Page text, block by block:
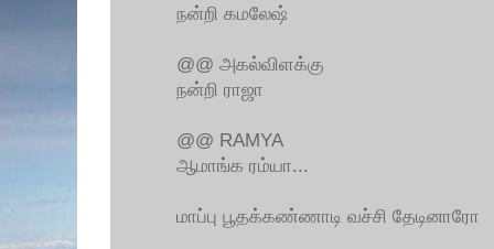
நன்றி கமலேஷ்
@@ அகல்விளக்கு
நன்றி ராஜா
@@ RAMYA
ஆமாங்க ரம்யா...
மாப்பு பூதக்கண்ணாடி வச்சி தேடினாரோ